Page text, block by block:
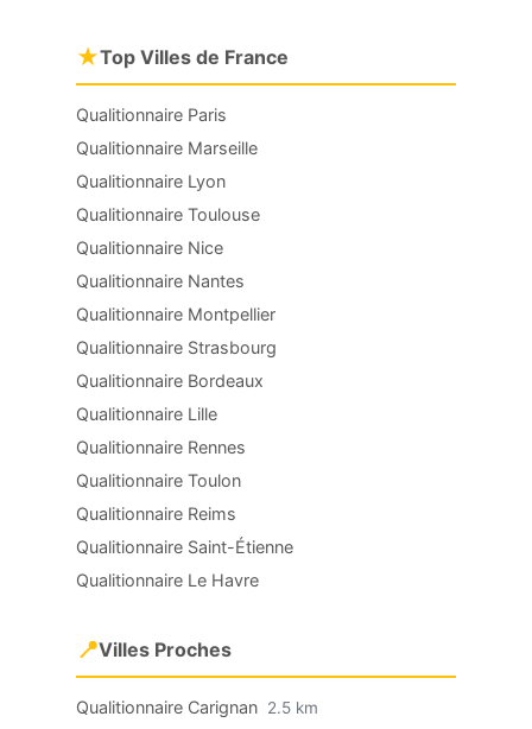
★Top Villes de France
Qualitionnaire Paris
Qualitionnaire Marseille
Qualitionnaire Lyon
Qualitionnaire Toulouse
Qualitionnaire Nice
Qualitionnaire Nantes
Qualitionnaire Montpellier
Qualitionnaire Strasbourg
Qualitionnaire Bordeaux
Qualitionnaire Lille
Qualitionnaire Rennes
Qualitionnaire Toulon
Qualitionnaire Reims
Qualitionnaire Saint-Étienne
Qualitionnaire Le Havre
📍Villes Proches
Qualitionnaire Carignan 2.5 km